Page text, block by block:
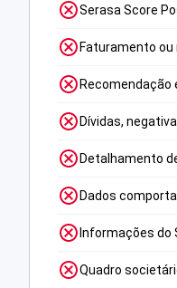
Serasa Score
Faturamento
Recomendação
Dívidas,
Detalhamento
Dados
Informações do
Quadro